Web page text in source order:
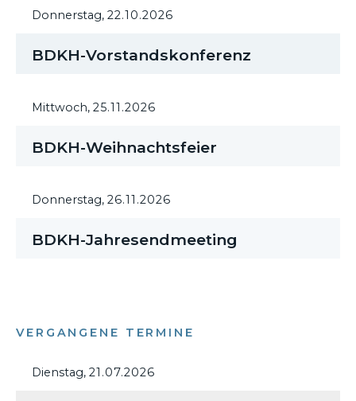
Donnerstag, 22.10.2026
BDKH-Vorstandskonferenz
Mittwoch, 25.11.2026
BDKH-Weihnachtsfeier
Donnerstag, 26.11.2026
BDKH-Jahresendmeeting
VERGANGENE TERMINE
Dienstag, 21.07.2026